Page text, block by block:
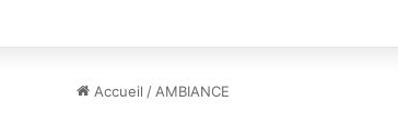
Accueil / AMBIANCE